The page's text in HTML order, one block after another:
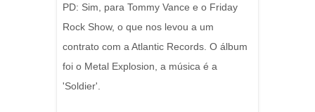
PD: Sim, para Tommy Vance e o Friday
Rock Show, o que nos levou a um
contrato com a Atlantic Records. O álbum
foi o Metal Explosion, a música é a
'Soldier'.